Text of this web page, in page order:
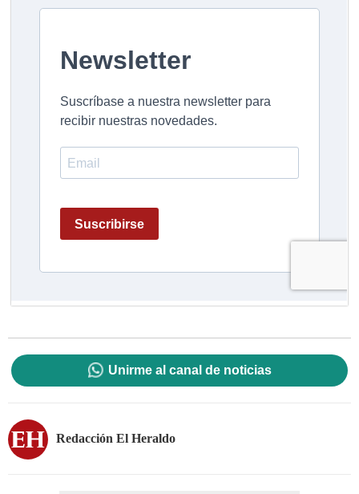
Unirme al canal de noticias
Redacción El Heraldo